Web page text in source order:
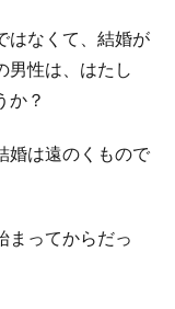
はなくて、結婚が
男性は、はたし
か？
婚は遠のくもので
まってからだっ